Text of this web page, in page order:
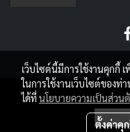
ผู้เข้า
เว็บไซต์นี้มีการใช้งานคุกกี้
ในการใช้งานเว็บไซต์ของท่
ได้ที่นโยบายความเป็นส่วน
ตั้งค่าคุ